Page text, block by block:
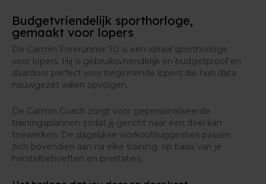
wedstrijddag. Zo begeleidt je horloge jou naar het
juiste tempo tijdens je race.
Budgetvriendelijk sporthorloge,
gemaakt voor lopers
De Garmin Forerunner 70 is een ideaal sporthorloge
voor lopers. Hij is gebruiksvriendelijk en budgetproof en
daardoor perfect voor beginnende lopers die hun data
nauwgezet willen opvolgen.
De Garmin Coach zorgt voor gepersonaliseerde
trainingsplannen zodat jij gericht naar een doel kan
toewerken. De dagelijkse workoutsuggesties passen
zich bovendien aan na elke training, op basis van je
herstelbehoeften en prestaties.